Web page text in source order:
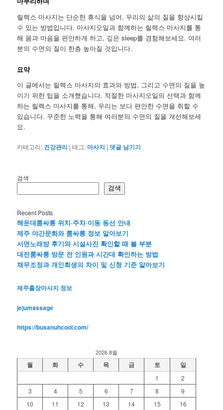
릴렉스 마사지는 단순한 휴식을 넘어, 우리의 삶의 질을 향상시킬
수 있는 방법입니다. 마사지오일과 함께하는 릴렉스 마사지를 통
해 몸과 마음을 편안하게 하고, 깊은 sleep를 경험해보세요. 여러
분의 수면의 질이 한층 높아질 것입니다.
요약
이 글에서는 릴렉스 마사지의 효과와 방법, 그리고 수면의 질을 높
이기 위한 팁을 소개했습니다. 적절한 마사지오일의 선택과 함께
하는 릴렉스 마사지를 통해, 우리는 보다 편안한 수면을 취할 수
있습니다. 꾸준한 노력을 통해 여러분의 수면의 질을 개선해보세
요.
카테고리: 건강관리 |태그: 마사지 | 댓글 남기기
검색
검색
Recent Posts
해운대룸싸롱 위치·주차·이동 동선 안내
제주 야간문화와 룸싸롱 정보 알아보기
서면노래방 후기와 시설사진 확인할 때 볼 부분
대전룸싸롱 방문 전 인원과 시간대 확인하는 방법
채무조정과 개인회생의 차이 및 신청 기준 알아보기
제주출장마사지 정보
jejumassage
https://busanuhcool.com/
2026 8월
월 화 수 목 금 토 일
1
2
3
4 5 6 7 8
9
10
11 12 13 14 15 16